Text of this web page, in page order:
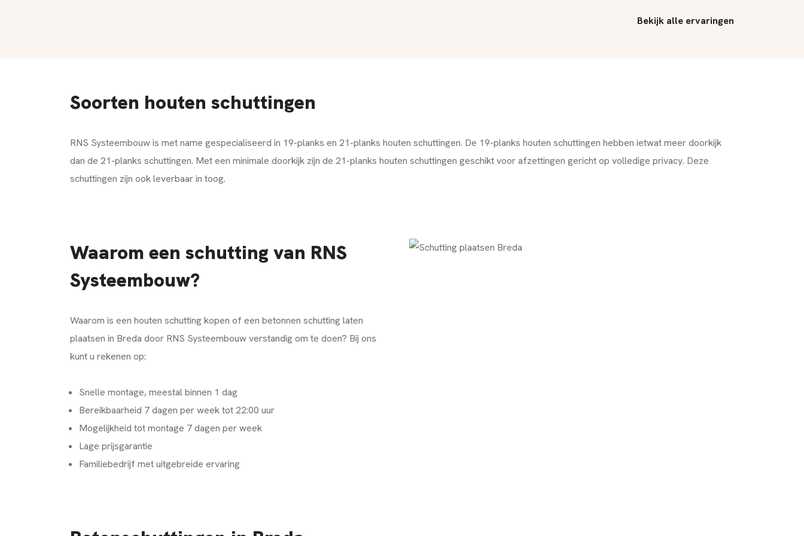
Bekijk alle ervaringen
Soorten houten schuttingen
RNS Systeembouw is met name gespecialiseerd in 19-planks en 21-planks houten schuttingen. De 19-planks houten schuttingen hebben ietwat meer doorkijk
dan de 21-planks schuttingen. Met een minimale doorkijk zijn de 21-planks houten schuttingen geschikt voor afzettingen gericht op volledige privacy. Deze
schuttingen zijn ook leverbaar in toog.
Waarom een schutting van RNS
Systeembouw?
Waarom is een houten schutting kopen of een betonnen schutting laten
plaatsen in Breda door RNS Systeembouw verstandig om te doen? Bij ons
kunt u rekenen op:
Snelle montage, meestal binnen 1 dag
Bereikbaarheid 7 dagen per week tot 22:00 uur
Mogelijkheid tot montage 7 dagen per week
Lage prijsgarantie
Familiebedrijf met uitgebreide ervaring